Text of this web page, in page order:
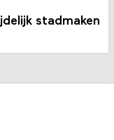
stadmaken